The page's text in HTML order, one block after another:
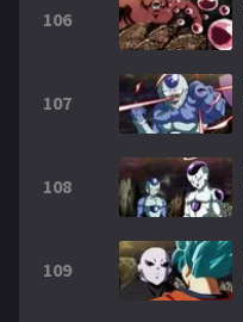
106
107
108
109